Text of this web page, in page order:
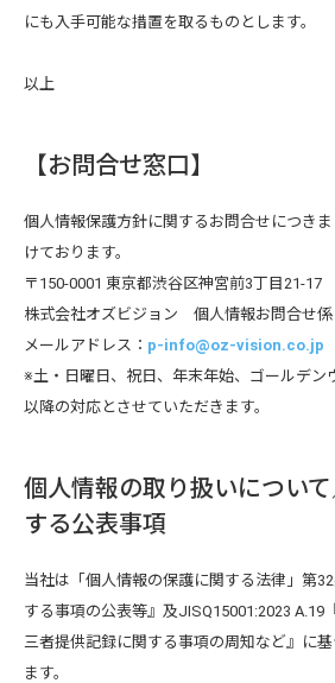
にも入手可能な措置を取るものとします。
以上
【お問合せ窓口】
個人情報保護方針に関するお問合せにつき
けております。
〒150-0001 東京都渋谷区神宮前3丁目21-17
株式会社オズビジョン 個人情報お問合せ係
メールアドレス： p-info@oz-vision.co.jp
※土・日曜日、祝日、年末年始、ゴールデン
以降の対応とさせていただきます。
個人情報の取り扱いについ
する公表事項
当社は「個人情報の保護に関する法律」第
する事項の公表等』及JISQ15001:2023 A.19
三者提供記録に関する事項の周知など』に
ます。